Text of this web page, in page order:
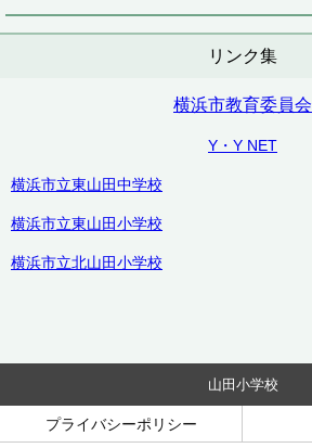
リンク集
横浜市教育委員会
Y・Y NET
横浜市立東山田中学校
横浜市立東山田小学校
横浜市立北山田小学校
山田小学校
プライバシーポリシー